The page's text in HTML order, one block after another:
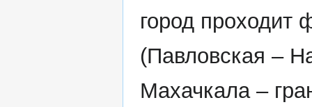
город проходит
(Павловская –
Махачкала –